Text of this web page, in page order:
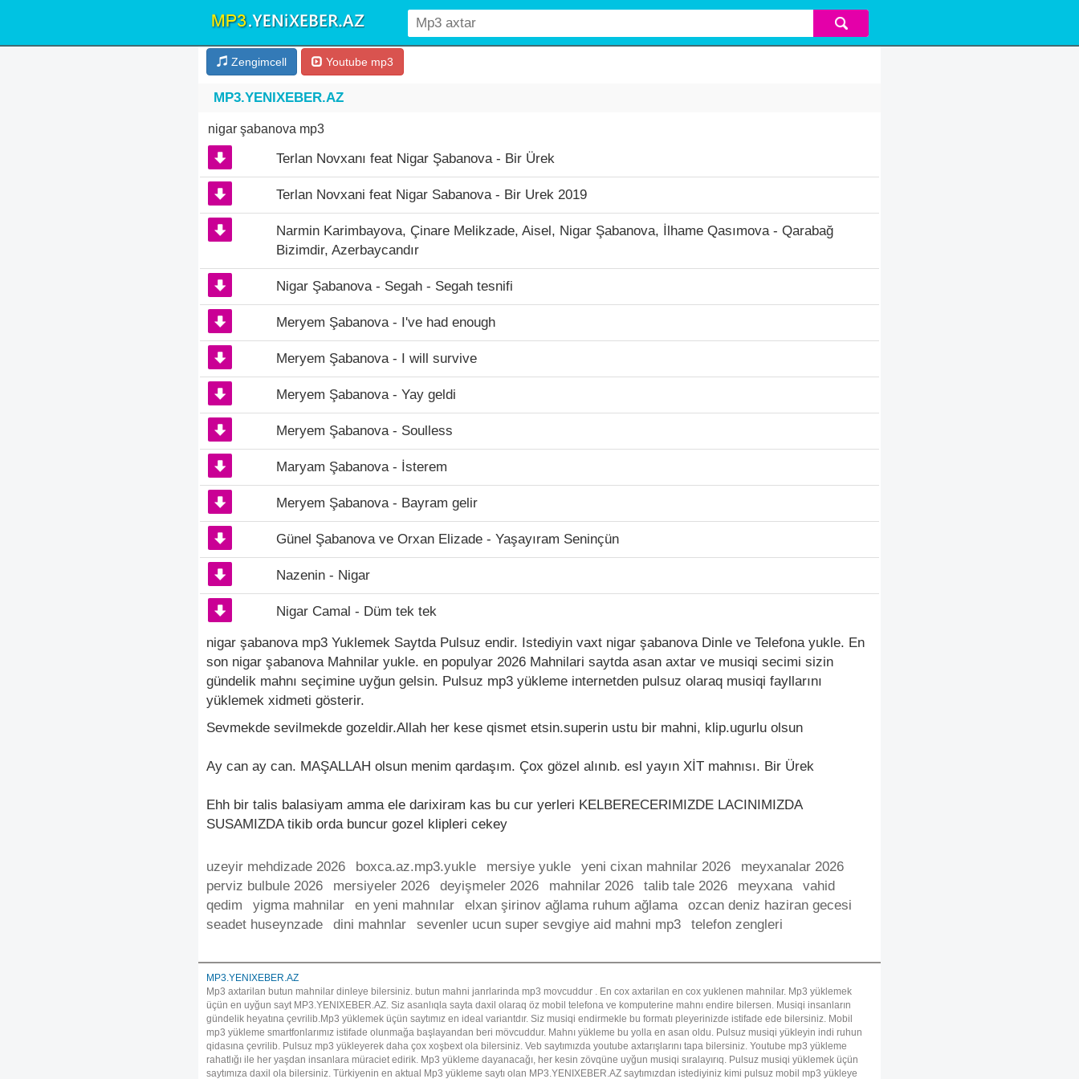
Zengimcell Youtube mp3
MP3.YENIXEBER.AZ
nigar şabanova mp3
Terlan Novxanı feat Nigar Şabanova - Bir Ürek
Terlan Novxani feat Nigar Sabanova - Bir Urek 2019
Narmin Karimbayova, Çinare Melikzade, Aisel, Nigar Şabanova, İlhame Qasımova - Qarabağ
Bizimdir, Azerbaycandır
Nigar Şabanova - Segah - Segah tesnifi
Meryem Şabanova - I've had enough
Meryem Şabanova - I will survive
Meryem Şabanova - Yay geldi
Meryem Şabanova - Soulless
Maryam Şabanova - İsterem
Meryem Şabanova - Bayram gelir
Günel Şabanova ve Orxan Elizade - Yaşayıram Seninçün
Nazenin - Nigar
Nigar Camal - Düm tek tek
nigar şabanova mp3 Yuklemek Saytda Pulsuz endir. Istediyin vaxt nigar şabanova Dinle ve Telefona yukle. En
son nigar şabanova Mahnilar yukle. en populyar 2026 Mahnilari saytda asan axtar ve musiqi secimi sizin
gündelik mahnı seçimine uyğun gelsin. Pulsuz mp3 yükleme internetden pulsuz olaraq musiqi fayllarını
yüklemek xidmeti gösterir.
Sevmekde sevilmekde gozeldir.Allah her kese qismet etsin.superin ustu bir mahni, klip.ugurlu olsun
Ay can ay can. MAŞALLAH olsun menim qardaşım. Çox gözel alınıb. esl yayın XİT mahnısı. Bir Ürek
Ehh bir talis balasiyam amma ele darixiram kas bu cur yerleri KELBERECERIMIZDE LACINIMIZDA
SUSAMIZDA tikib orda buncur gozel klipleri cekey
uzeyir mehdizade 2026 boxca.az.mp3.yukle mersiye yukle yeni cixan mahnilar 2026
meyxanalar 2026
perviz bulbule 2026
mersiyeler 2026 deyişmeler 2026 mahnilar 2026 talib tale 2026 meyxana
vahid
qedim
yigma mahnilar en yeni mahnılar elxan şirinov ağlama ruhum ağlama
ozcan deniz haziran gecesi
seadet huseynzade
dini mahnlar sevenler ucun super sevgiye aid mahni mp3 telefon zengleri
MP3.YENIXEBER.AZ
Mp3 axtarilan butun mahnilar dinleye bilersiniz. butun mahni janrlarinda mp3 movcuddur . En cox axtarilan en cox yuklenen mahnilar. Mp3 yüklemek
üçün en uyğun sayt MP3.YENIXEBER.AZ. Siz asanlıqla sayta daxil olaraq öz mobil telefona ve komputerine mahnı endire bilersen. Musiqi insanların
gündelik heyatına çevrilib.Mp3 yüklemek üçün saytımız en ideal variantdır. Siz musiqi endirmekle bu formatı pleyerinizde istifade ede bilersiniz. Mobil
mp3 yükleme smartfonlarımız istifade olunmağa başlayandan beri mövcuddur. Mahnı yükleme bu yolla en asan oldu. Pulsuz musiqi yükleyin indi ruhun
qidasına çevrilib. Pulsuz mp3 yükleyerek daha çox xoşbext ola bilersiniz. Veb saytımızda youtube axtarışlarını tapa bilersiniz. Youtube mp3 yükleme
rahatlığı ile her yaşdan insanlara müraciet edirik. Mp3 yükleme dayanacağı, her kesin zövqüne uyğun musiqi sıralayırıq. Pulsuz musiqi yüklemek üçün
saytımıza daxil ola bilersiniz. Türkiyenin en aktual Mp3 yükleme saytı olan MP3.YENIXEBER.AZ saytımızdan istediyiniz kimi pulsuz mobil mp3 yükleye